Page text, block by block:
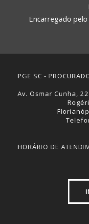
Encarregado
PGE SC -
Av. Osmar Cunha,
HORÁRIO DE